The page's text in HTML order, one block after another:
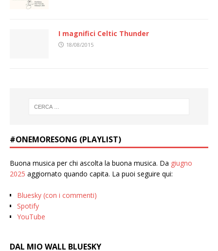
I magnifici Celtic Thunder
18/08/2015
#ONEMORESONG (PLAYLIST)
Buona musica per chi ascolta la buona musica. Da giugno
2025 aggiornato quando capita. La puoi seguire qui:
Bluesky (con i commenti)
Spotify
YouTube
DAL MIO WALL BLUESKY